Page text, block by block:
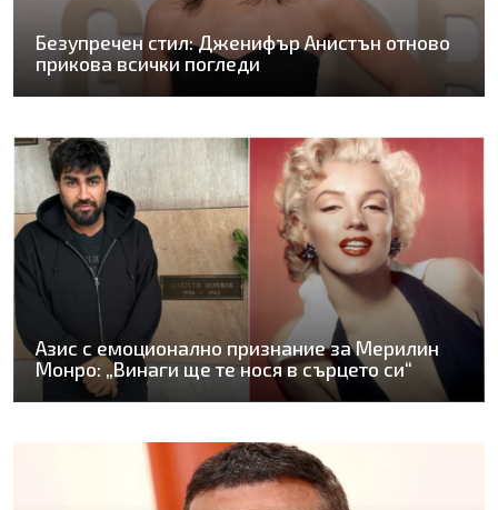
Безупречен стил: Дженифър Анистън отново
прикова всички погледи
Азис с емоционално признание за Мерилин
Монро: „Винаги ще те нося в сърцето си“